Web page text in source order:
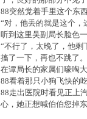
88突然觉着手里这个东
“对，他丢的就是这个，
听到这里吴副局长脸色
“不行了，太晚了，他
搐了一下，再也不跳了
在谭局长的家属们嚎啕
88看着那只小狗飞快的
88走出医院时看见正上
心，她正想喊伯伯您掉